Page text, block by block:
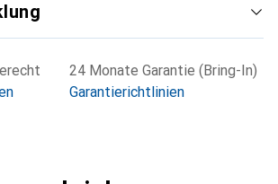
24 Monate Garantie (Bring-In)
Garantierichtlinien